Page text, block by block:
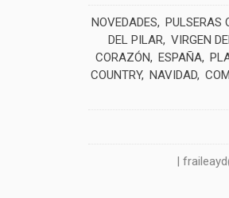
NOVEDADES PULSERAS
DEL PILAR VIRGEN
CORAZÓN
ESPAÑA
COUNTRY NAVIDAD
|